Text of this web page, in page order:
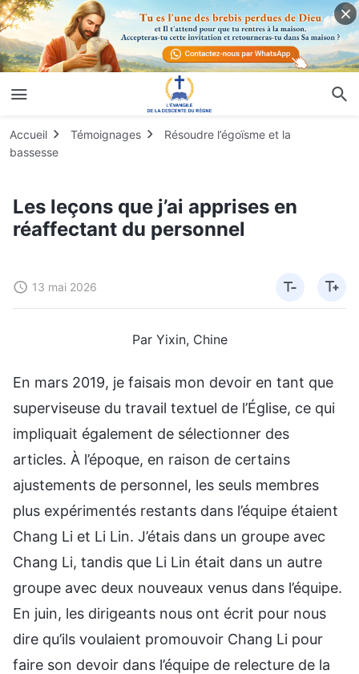
Accueil Témoignages
Résoudre l’égoïsme et la
bassesse
Les leçons que j’ai apprises en
réaffectant du personnel
13 mai 2026
Par Yixin, Chine
En mars 2019, je faisais mon devoir en tant que
superviseuse du travail textuel de l’Église, ce qui
impliquait également de sélectionner des
articles. À l’époque, en raison de certains
ajustements de personnel, les seuls membres
plus expérimentés restants dans l’équipe étaient
Chang Li et Li Lin. J’étais dans un groupe avec
Chang Li, tandis que Li Lin était dans un autre
groupe avec deux nouveaux venus dans l’équipe.
En juin, les dirigeants nous ont écrit pour nous
dire qu’ils voulaient promouvoir Chang Li pour
faire son devoir dans l’équipe de relecture de la